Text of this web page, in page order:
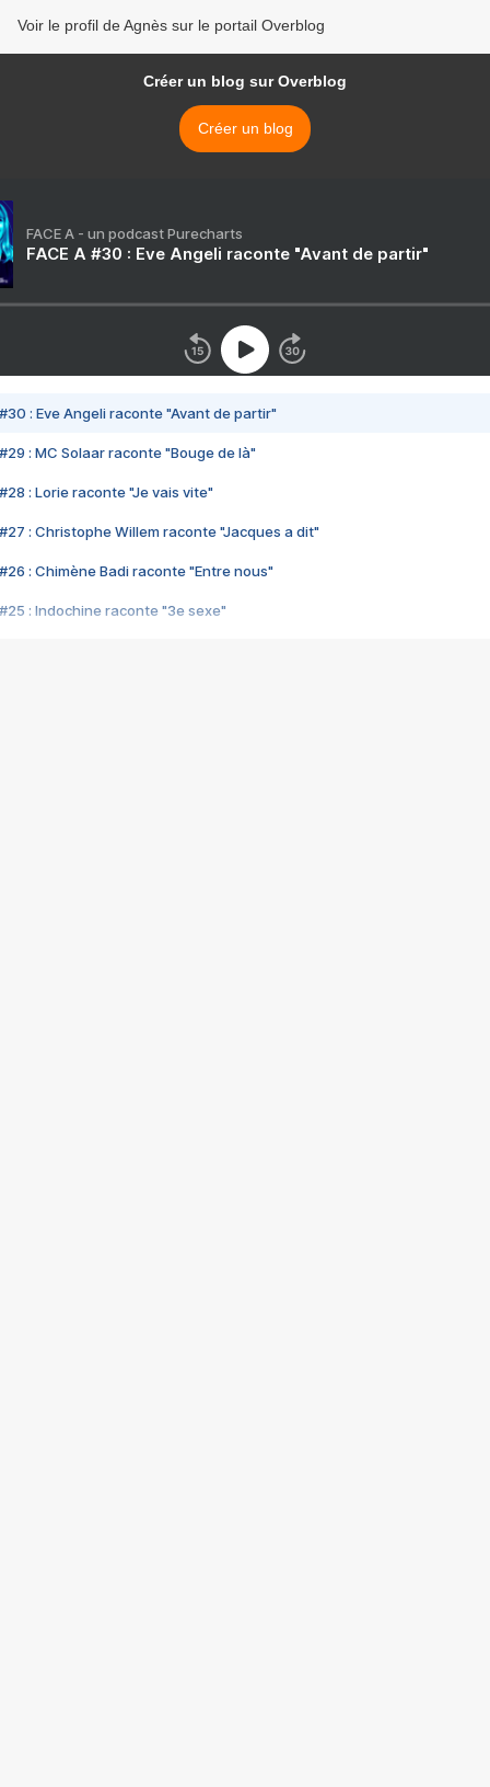
Voir le profil de Agnès sur le portail Overblog
Créer un blog sur Overblog
Créer un blog
FACE A - un podcast Purecharts
FACE A #30 : Eve Angeli raconte "Avant de partir"
#30 : Eve Angeli raconte "Avant de partir"
#29 : MC Solaar raconte "Bouge de là"
#28 : Lorie raconte "Je vais vite"
#27 : Christophe Willem raconte "Jacques a dit"
#26 : Chimène Badi raconte "Entre nous"
#25 : Indochine raconte "3e sexe"